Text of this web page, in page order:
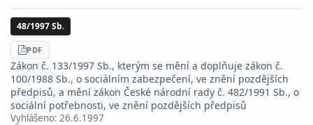
48/1997 Sb.
STÁHNOUT
PDF
Zákon č. 133/1997 Sb., kterým se mění a doplňuje zákon č.
100/1988 Sb., o sociálním zabezpečení, ve znění pozdějších
předpisů, a mění zákon České národní rady č. 482/1991 Sb., o
sociální potřebnosti, ve znění pozdějších předpisů
Vyhlášeno: 26.6.1997